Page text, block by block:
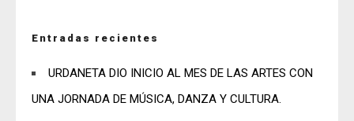
Entradas recientes
URDANETA DIO INICIO AL MES DE LAS ARTES CON
UNA JORNADA DE MÚSICA, DANZA Y CULTURA.